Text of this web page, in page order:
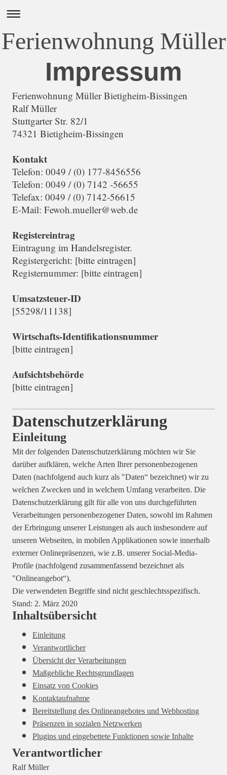
Ferienwohnung Müller
Impressum
Ferienwohnung Müller Bietigheim-Bissingen
Ralf Müller
Stuttgarter Str. 82/1
74321 Bietigheim-Bissingen
Kontakt
Telefon: 0049 / (0) 177-8456556
Telefon: 0049 / (0) 7142 -56655
Telefax: 0049 / (0) 7142-56615
E-Mail: Fewoh.mueller@web.de
Registereintrag
Eintragung im Handelsregister.
Registergericht: [bitte eintragen]
Registernummer: [bitte eintragen]
Umsatzsteuer-ID
[55298/11138]
Wirtschafts-Identifikationsnummer
[bitte eintragen]
Aufsichtsbehörde
[bitte eintragen]
Datenschutzerklärung
Einleitung
Mit der folgenden Datenschutzerklärung möchten wir Sie
darüber aufklären, welche Arten Ihrer personenbezogenen
Daten (nachfolgend auch kurz als "Daten“ bezeichnet) wir zu
welchen Zwecken und in welchem Umfang verarbeiten. Die
Datenschutzerklärung gilt für alle von uns durchgeführten
Verarbeitungen personenbezogener Daten, sowohl im Rahmen
der Erbringung unserer Leistungen als auch insbesondere auf
unseren Webseiten, in mobilen Applikationen sowie innerhalb
externer Onlinepräsenzen, wie z.B. unserer Social-Media-
Profile (nachfolgend zusammenfassend bezeichnet als
"Onlineangebot“).
Die verwendeten Begriffe sind nicht geschlechtsspezifisch.
Stand: 2. März 2020
Inhaltsübersicht
Einleitung
Verantwortlicher
Übersicht der Verarbeitungen
Maßgebliche Rechtsgrundlagen
Einsatz von Cookies
Kontaktaufnahme
Bereitstellung des Onlineangebotes und Webhosting
Präsenzen in sozialen Netzwerken
Plugins und eingebettete Funktionen sowie Inhalte
Verantwortlicher
Ralf Müller